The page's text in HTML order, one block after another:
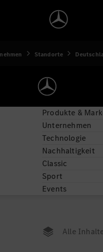
Standorte
Produkte &
Unternehmen
Technologie
Nachhaltigkeit
Classic
Sport
Events
Alle Inhalte